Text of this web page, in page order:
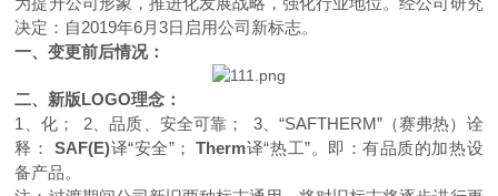
决定：自2019年6月3日启用公司新标志。
一、变更前后情况：
二、 新版LOGO理念：
1、 化； 2、品质、安全可靠； 3、“SAFTHERM”（赛弗热）诠
释：SAF(E)译“安全”；Therm译“热工”。即：有品质的加热设
备产品。